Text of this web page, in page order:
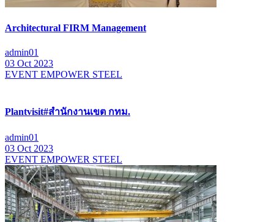
Architectural FIRM Management
admin01
03 Oct 2023
EVENT EMPOWER STEEL
Plantvisit#สำนักงานเขต กทม.
admin01
03 Oct 2023
EVENT EMPOWER STEEL